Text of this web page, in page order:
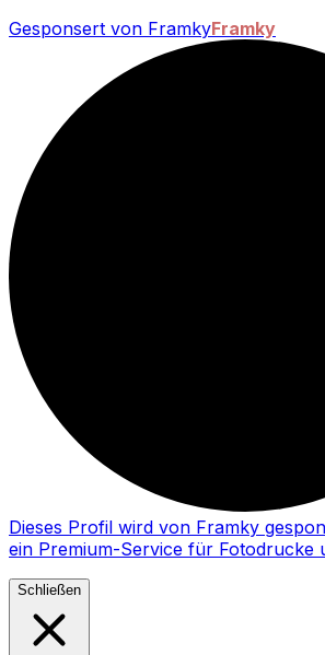
Gesponsert von FramkyFramky
Dieses Profil wird von Framky
ein Premium-Service für Fotodrucke
Schließen